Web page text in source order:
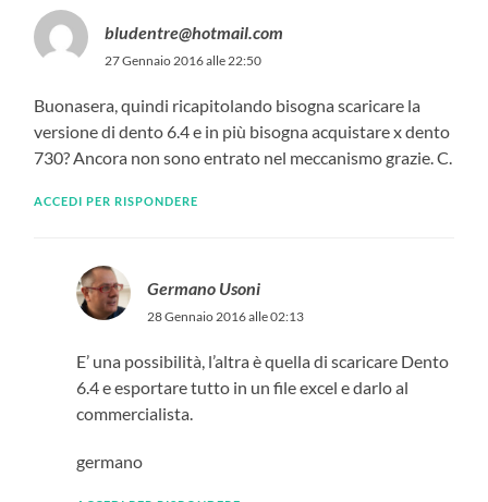
bludentre@hotmail.com
27 Gennaio 2016 alle 22:50
Buonasera, quindi ricapitolando bisogna scaricare la
versione di dento 6.4 e in più bisogna acquistare x dento
730? Ancora non sono entrato nel meccanismo grazie. C.
ACCEDI PER RISPONDERE
Germano Usoni
28 Gennaio 2016 alle 02:13
E’ una possibilità, l’altra è quella di scaricare Dento
6.4 e esportare tutto in un file excel e darlo al
commercialista.
germano